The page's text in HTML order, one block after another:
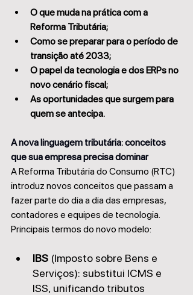
O que muda na prática com a
Reforma Tributária;
Como se preparar para o período de
transição até 2033;
O papel da tecnologia e dos ERPs no
novo cenário fiscal;
As oportunidades que surgem para
quem se antecipa.
A nova linguagem tributária: conceitos
que sua empresa precisa dominar
A Reforma Tributária do Consumo (RTC)
introduz novos conceitos que passam a
fazer parte do dia a dia das empresas,
contadores e equipes de tecnologia.
Principais termos do novo modelo:
IBS (Imposto sobre Bens e
Serviços): substitui ICMS e
ISS, unificando tributos